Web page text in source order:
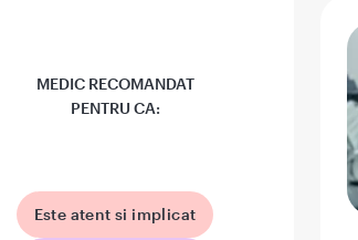
MEDIC RECOMANDAT
PENTRU CA:
Este atent si implicat